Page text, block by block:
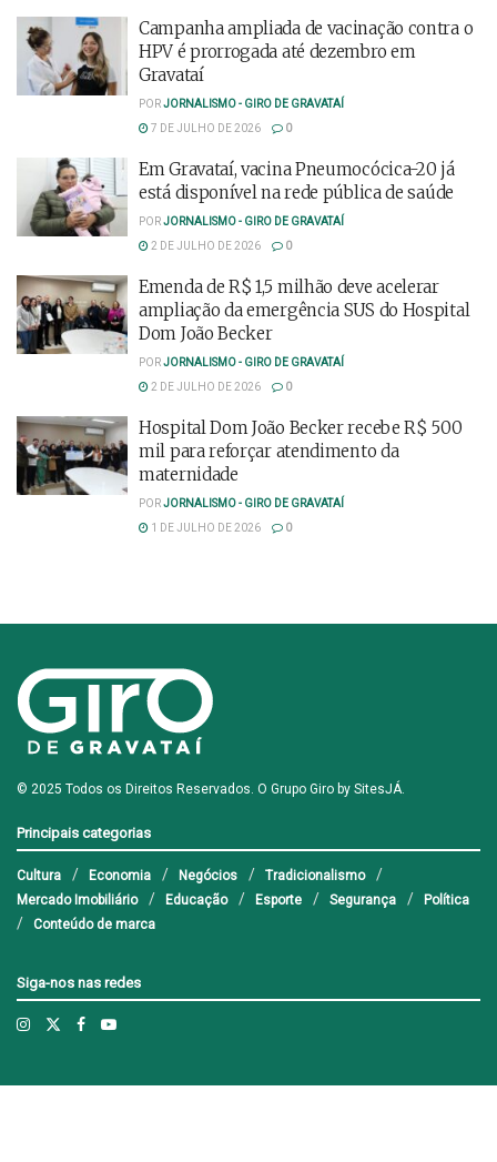
Campanha ampliada de vacinação contra o
HPV é prorrogada até dezembro em
Gravataí
PORJORNALISMO - GIRO DE GRAVATAÍ
7 DE JULHO DE 2026
0
Em Gravataí, vacina Pneumocócica-20 já
está disponível na rede pública de saúde
PORJORNALISMO - GIRO DE GRAVATAÍ
2 DE JULHO DE 2026
0
Emenda de R$ 1,5 milhão deve acelerar
ampliação da emergência SUS do Hospital
Dom João Becker
PORJORNALISMO - GIRO DE GRAVATAÍ
2 DE JULHO DE 2026
0
Hospital Dom João Becker recebe R$ 500
mil para reforçar atendimento da
maternidade
PORJORNALISMO - GIRO DE GRAVATAÍ
1 DE JULHO DE 2026
0
© 2025 Todos os Direitos Reservados. O Grupo Giro by SitesJÁ
Principais categorias
Cultura Economia Negócios
Tradicionalismo
Mercado Imobiliário
Educação Esporte Segurança
Política
Conteúdo de marca
Siga-nos nas redes